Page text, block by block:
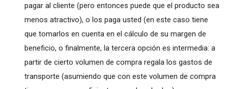
pagar al cliente (pero entonces puede que el producto sea
menos atractivo), o los paga usted (en este caso tiene
que tomarlos en cuenta en el cálculo de su margen de
beneficio, o finalmente, la tercera opción es intermedia: a
partir de cierto volumen de compra regala los gastos de
transporte (asumiendo que con este volumen de compra